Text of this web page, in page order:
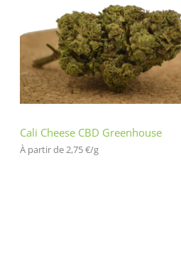
Cali Cheese CBD Greenhouse
À partir de 2,75€/g